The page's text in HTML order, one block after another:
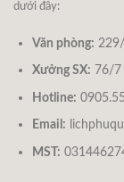
dưới đây:
Văn phòng:
Xưởng SX: 76/7
Hotline:
Email:
MST: